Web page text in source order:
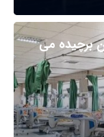
برچیده می